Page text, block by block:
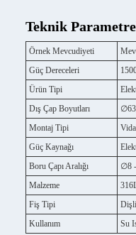
Teknik
Örnek Mevcudiyeti
Güç Dereceleri
Ürün Tipi
Dış Çap Boyutları
Montaj Tipi
Güç Kaynağı
Boru Çapı Aralığı
∅8
Malzeme
Fiş Tipi
Kullanım
Su